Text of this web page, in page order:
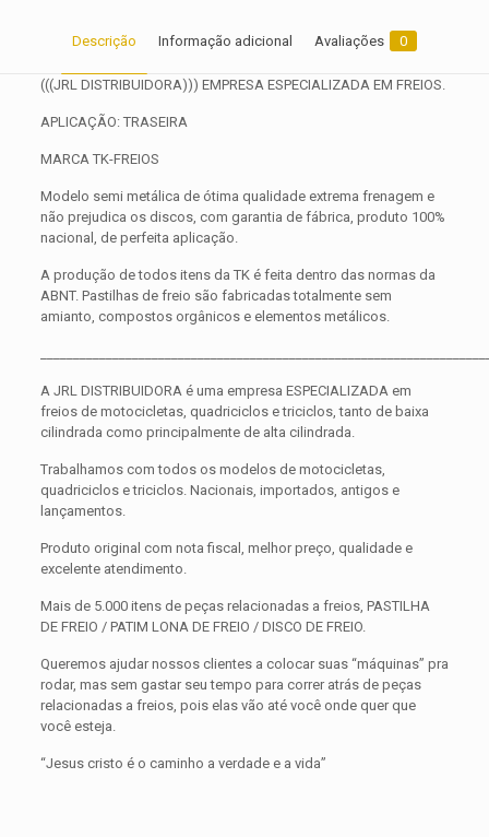
Descrição Informação adicional Avaliações 0
(((JRL DISTRIBUIDORA))) EMPRESA ESPECIALIZADA EM FREIOS.
APLICAÇÃO: TRASEIRA
MARCA TK-FREIOS
Modelo semi metálica de ótima qualidade extrema frenagem e
não prejudica os discos, com garantia de fábrica, produto 100%
nacional, de perfeita aplicação.
A produção de todos itens da TK é feita dentro das normas da
ABNT. Pastilhas de freio são fabricadas totalmente sem
amianto, compostos orgânicos e elementos metálicos.
A JRL DISTRIBUIDORA é uma empresa ESPECIALIZADA em
freios de motocicletas, quadriciclos e triciclos, tanto de baixa
cilindrada como principalmente de alta cilindrada.
Trabalhamos com todos os modelos de motocicletas,
quadriciclos e triciclos. Nacionais, importados, antigos e
lançamentos.
Produto original com nota fiscal, melhor preço, qualidade e
excelente atendimento.
Mais de 5.000 itens de peças relacionadas a freios, PASTILHA
DE FREIO / PATIM LONA DE FREIO / DISCO DE FREIO.
Queremos ajudar nossos clientes a colocar suas “máquinas” pra
rodar, mas sem gastar seu tempo para correr atrás de peças
relacionadas a freios, pois elas vão até você onde quer que
você esteja.
“Jesus cristo é o caminho a verdade e a vida”